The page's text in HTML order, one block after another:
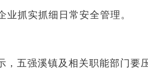
业抓实抓细日常安全管理。
，五强溪镇及相关职能部门